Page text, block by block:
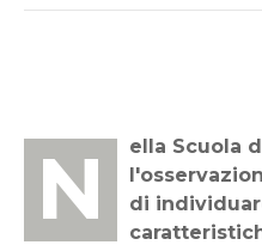
Nella Scuola dell’Infanzia
di